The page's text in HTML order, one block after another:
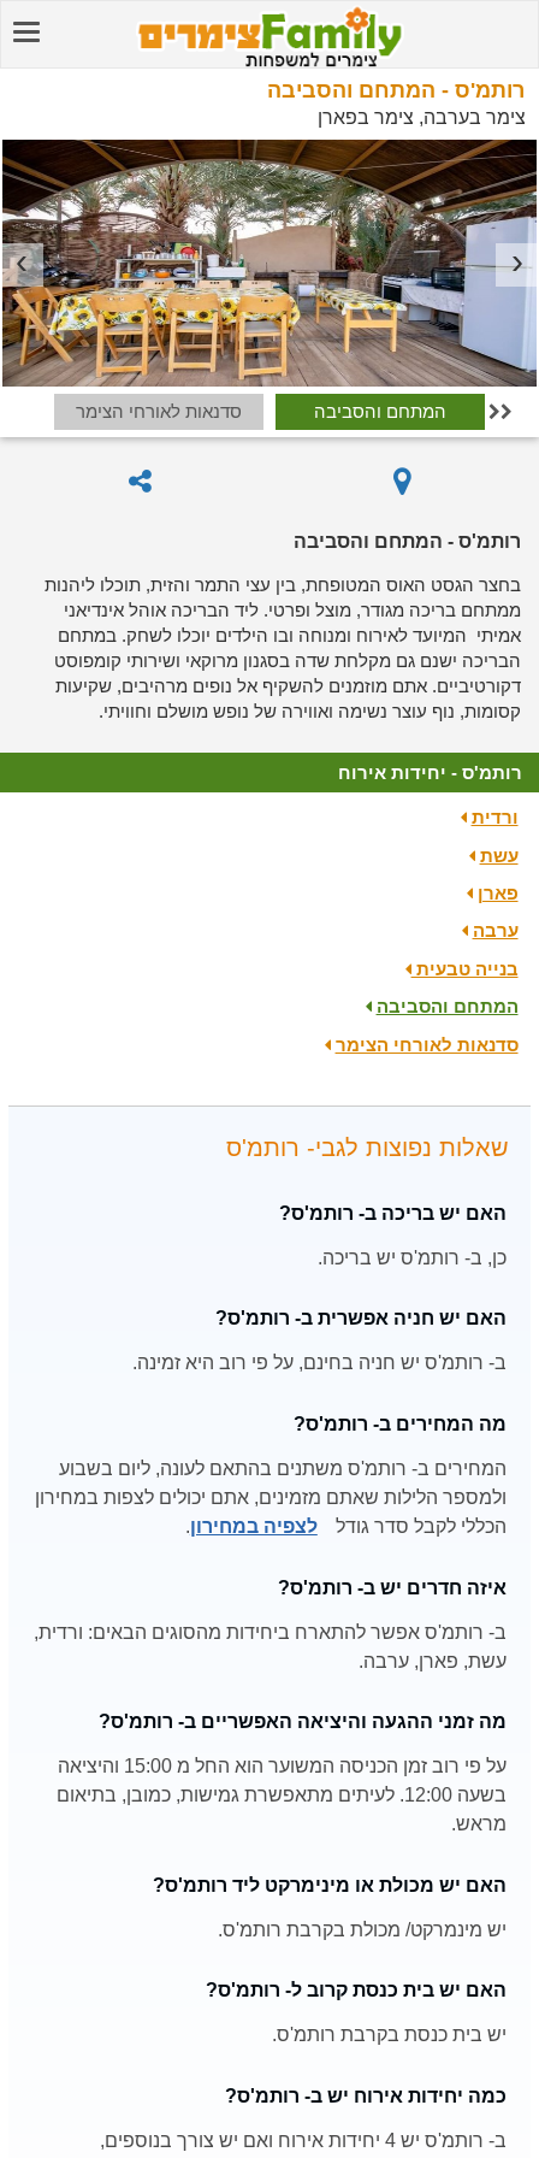
רותמ'ס - המתחם והסביבה
צימר בערבה, צימר בפארן
המתחם והסביבה סדנאות לאורחי הצימר 
רותמ'ס - המתחם והסביבה
בחצר הגסט האוס המטופחת, בין עצי התמר והזית, תוכלו ליהנות
ממתחם בריכה מגודר, מוצל ופרטי. ליד הבריכה אוהל אינדיאני
אמיתי המיועד לאירוח ומנוחה ובו הילדים יוכלו לשחק. במתחם
הבריכה ישנם גם מקלחת שדה בסגנון מרוקאי ושירותי קומפוסט
דקורטיביים. אתם מוזמנים להשקיף אל נופים מרהיבים, שקיעות
קסומות, נוף עוצר נשימה ואווירה של נופש מושלם וחוויתי.
רותמ'ס - יחידות אירוח
ורדית
עשת
פארן
ערבה
בנייה טבעית
המתחם והסביבה
סדנאות לאורחי הצימר
שאלות נפוצות לגבי- רותמ'ס
האם יש בריכה ב- רותמ'ס?
כן, ב- רותמ'ס יש בריכה.
האם יש חניה אפשרית ב- רותמ'ס?
ב- רותמ'ס יש חניה בחינם, על פי רוב היא זמינה.
מה המחירים ב- רותמ'ס?
המחירים ב- רותמ'ס משתנים בהתאם לעונה, ליום בשבוע
ולמספר הלילות שאתם מזמינים, אתם יכולים לצפות במחירון
הכללי לקבל סדר גודל
לצפיה במחירון.
איזה חדרים יש ב- רותמ'ס?
ב- רותמ'ס אפשר להתארח ביחידות מהסוגים הבאים: ורדית,
עשת, פארן, ערבה.
מה זמני ההגעה והיציאה האפשריים ב- רותמ'ס?
על פי רוב זמן הכניסה המשוער הוא החל מ 15:00 והיציאה
בשעה 12:00. לעיתים מתאפשרת גמישות, כמובן, בתיאום
מראש.
האם יש מכולת או מינימרקט ליד רותמ'ס?
יש מינמרקט/ מכולת בקרבת רותמ'ס.
האם יש בית כנסת קרוב ל- רותמ'ס?
יש בית כנסת בקרבת רותמ'ס.
כמה יחידות אירוח יש ב- רותמ'ס?
ב- רותמ'ס יש 4 יחידות אירוח ואם יש צורך בנוספים,